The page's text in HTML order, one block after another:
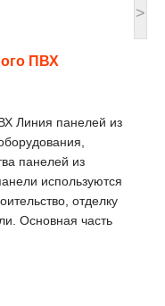
>
ПВХ
Линия панелей из
панелей из
используются
отделку
Основная часть